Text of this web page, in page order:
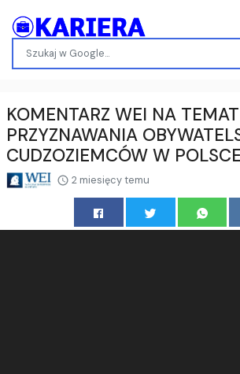
KOMENTARZ WEI NA
PRZYZNAWANIA
CUDZOZIEMCÓW W POLSCE
2 miesięcy temu